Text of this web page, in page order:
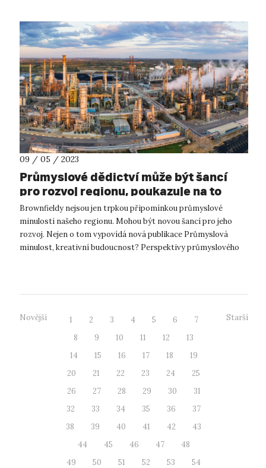
09 / 05 / 2023
Průmyslové dědictví může být šancí
pro rozvoj regionu, poukazuje na to
nová publikace UJEP
Brownfieldy nejsou jen trpkou připomínkou průmyslové
minulosti našeho regionu. Mohou být novou šancí pro jeho
rozvoj. Nejen o tom vypovídá nová publikace Průmyslová
minulost, kreativní budoucnost? Perspektivy průmyslového
Novější 1 2 3 4 5 6
7
8
9 10 11 12
13
14
15 16 17 18
19
20
21 22 23 24
25
26
27 28 29 30
31
32
33 34 35 36
37
38
39 40 41 42
43
44
45 46 47
48
49
50 51 52 53
54
Starší